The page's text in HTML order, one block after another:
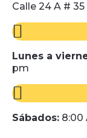
Calle 24 A #
Lunes a
pm
Sábados: 8:00